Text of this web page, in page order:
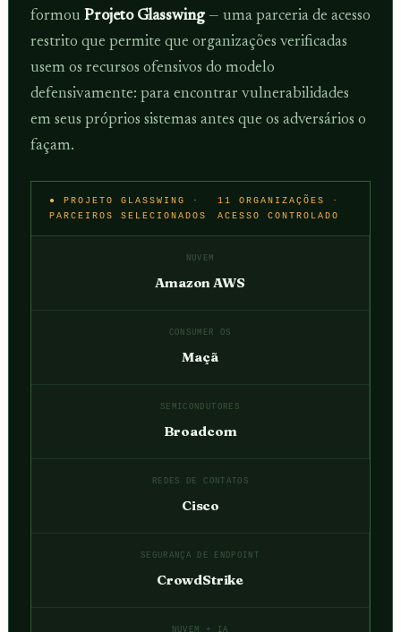
formou Projeto Glasswing— uma parceria de acesso
restrito que permite que organizações verificadas
usem os recursos ofensivos do modelo
defensivamente: para encontrar vulnerabilidades
em seus próprios sistemas antes que os adversários o
façam.
● PROJETO GLASSWING ·
PARCEIROS SELECIONADOS
11 ORGANIZAÇÕES ·
ACESSO CONTROLADO
NUVEM
Amazon AWS
CONSUMER OS
Maçã
SEMICONDUTORES
Broadcom
REDES DE CONTATOS
Cisco
SEGURANÇA DE ENDPOINT
CrowdStrike